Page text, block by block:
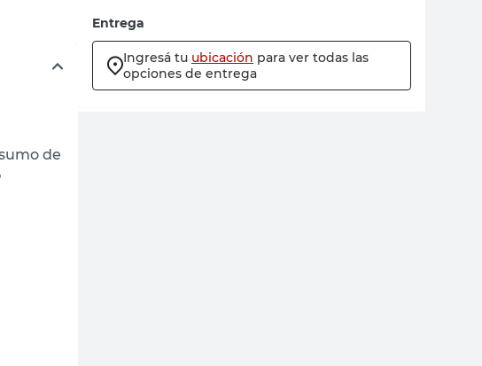
de
Entrega
Ingresá tu ubicación para ver todas las
opciones de entrega